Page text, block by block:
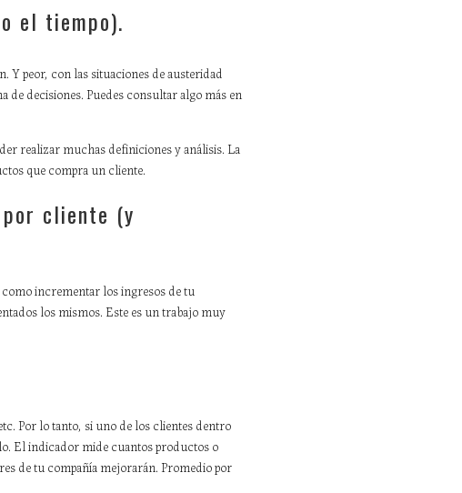
el tiempo).
Y peor, con las situaciones de austeridad
de decisiones. Puedes consultar algo más en
realizar muchas definiciones y análisis. La
que compra un cliente.
cliente (y
incrementar los ingresos de tu
los mismos. Este es un trabajo muy
Por lo tanto, si uno de los clientes dentro
El indicador mide cuantos productos o
de tu compañía mejorarán. Promedio por